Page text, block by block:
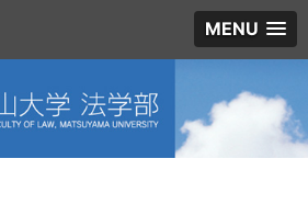
MENU